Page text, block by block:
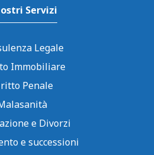
Servizi
Legale
Immobiliare
Penale
e Divorzi
e successioni